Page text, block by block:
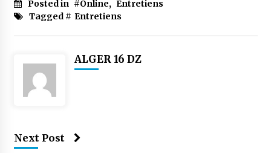
Posted in #Online, Entretiens
Tagged # Entretiens
ALGER 16 DZ
Next Post